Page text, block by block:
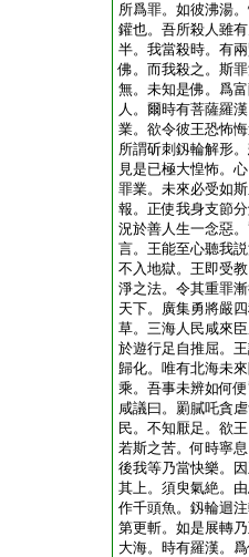
所爲罪。如彼沸湯
鑵也。吾所殺人雖
半。我當殺時。有
佛。而我殺之。斯
無。未知是佛。爲
人。爾時有菩薩羅
業。欲令彼王恐怖
所謂斫刺釼輪解形
見是已極大惶怖。
罪業。未來必受如
報。正使我身支節
況於善人生一念惡
言。王能至心聽我
不入地獄。王即受
淨之法。令其重罪
天下。廣集勇將嚴
草。三海人民咸來
於遊行足自推屈。
歸化。唯有北海未
乘。吾事未辨如何
咸議曰。罽膩吒貪
民。不知厭足。欲
若斯之苦。何時寧
後我等乃當快樂。
其上。須臾氣絶。
作千頭魚。釼輪迴
第更斬。如是展轉
大海。時有羅漢。